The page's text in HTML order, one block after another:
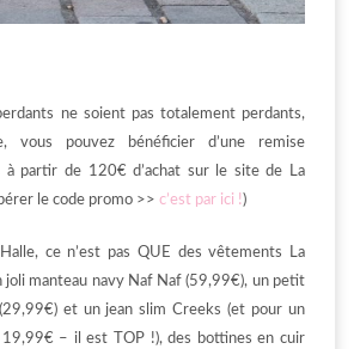
ne soient pas totalement perdants,
vous pouvez bénéficier d’une remise
à partir de 120€ d’achat sur le site de La
le code promo >> c’est par ici !)
ce n’est pas QUE des vêtements La
joli manteau navy Naf Naf (59,99€), un petit
et un jean slim Creeks (et pour un
19,99€ – il est TOP !), des bottines en cuir